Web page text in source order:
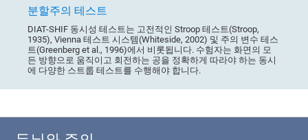
분할주의 테스트
DIAT-SHIF 동시성 테스트는 고전적인 Stroop 테스트(Stroop,
1935), Vienna 테스트 시스템(Whiteside, 2002) 및 주의 변수 테스
트(Greenberg et al., 1996)에서 비롯됩니다. 수험자는 화면의 모
든 방향으로 움직이고 회전하는 공을 정확하게 따라야 하는 동시
에 다양한 스트룹 테스트를 수행해야 합니다.